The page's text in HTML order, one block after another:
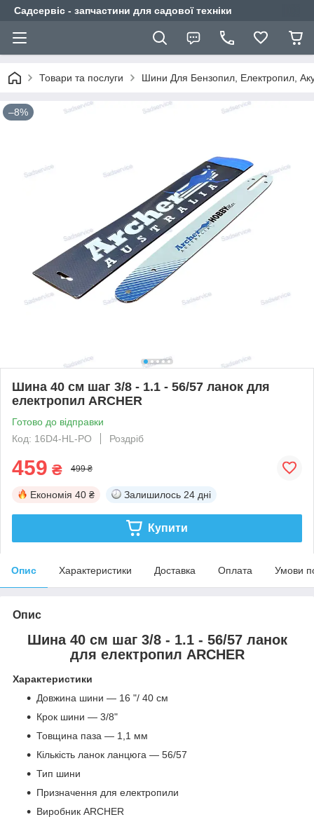
Садсервіс - запчастини для садової техніки
Товари та послуги Шини Для Бензопил, Електропил,
–8%
Шина 40 см шаг 3/8 - 1.1 - 56/57 ланок для
електропил ARCHER
Готово до відправки
Код: 16D4-HL-PO
Роздріб
459 ₴ 499 ₴
Економія 40 ₴ Залишилось 24 дні
Купити
Опис Характеристики Доставка Оплата Умови
Опис
Шина 40 см шаг 3/8 - 1.1 - 56/57 ланок
для електропил ARCHER
Характеристики
Довжина шини — 16 "/ 40 см
Крок шини — 3/8"
Товщина паза — 1,1 мм
Кількість ланок ланцюга — 56/57
Тип шини
Призначення для електропили
Виробник ARCHER